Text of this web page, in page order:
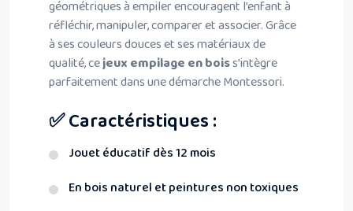
géométriques à empiler encouragent l’enfant à
réfléchir, manipuler, comparer et associer. Grâce
à ses couleurs douces et ses matériaux de
qualité, cejeux empilage en boiss’intègre
parfaitement dans une démarche Montessori.
✅ Caractéristiques :
Jouet éducatif dès 12 mois
En bois naturel et peintures non toxiques